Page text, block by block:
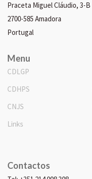
Praceta Miguel Cláudio, 3-B
2700-585 Amadora
Portugal
Menu
CDLGP
CDHPS
CNJS
Links
Contactos